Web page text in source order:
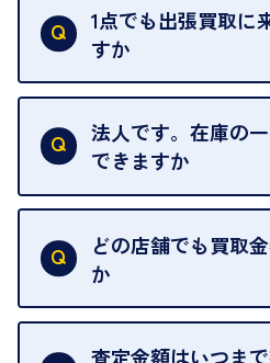
ただし、お品物の種類や
ただくことがあります。
1点でも出張買取に
すか
はい。1点でもお伺いし
法人です。在庫の
できますか
はい。喜んで承ります。
い。
ご指定の場所にお伺いしま
どの店舗でも買取
か
はい。全店舗一律です。
ただし、中古市場は日々
査定金額はいつまで